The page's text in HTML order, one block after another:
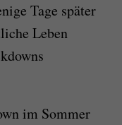
Tage später
Leben
im Sommer